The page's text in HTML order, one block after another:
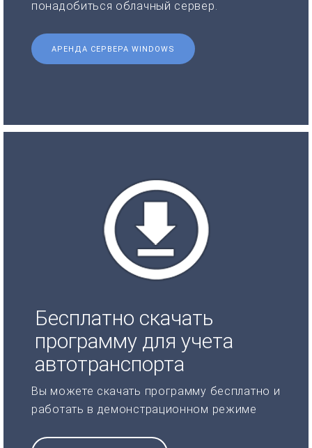
понадобиться облачный сервер.
АРЕНДА СЕРВЕРА WINDOWS
Бесплатно скачать
программу для учета
автотранспорта
Вы можете скачать программу бесплатно и
работать в демонстрационном режиме